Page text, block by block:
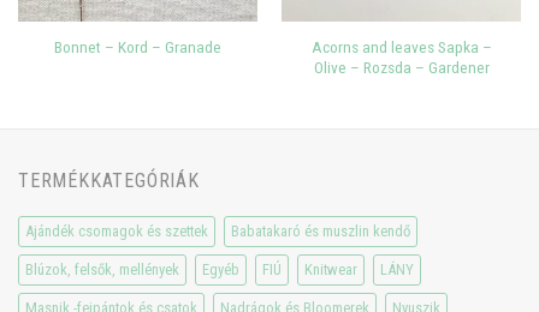
Bonnet – Kord – Granade
Acorns and leaves Sapka –
Olive – Rozsda – Gardener
TERMÉKKATEGÓRIÁK
Ajándék csomagok és szettek Babatakaró és muszlin kendő
Blúzok, felsők, mellények Egyéb FIÚ Knitwear LÁNY
Masnik -fejpántok és csatok Nadrágok és Bloomerek Nyuszik